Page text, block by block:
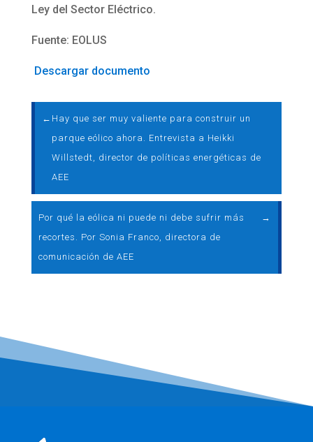
Ley del Sector Eléctrico.
Fuente: EOLUS
Descargar documento
← Hay que ser muy valiente para construir un
parque eólico ahora. Entrevista a Heikki
Willstedt, director de políticas energéticas de
AEE
Por qué la eólica ni puede ni debe sufrir más
recortes. Por Sonia Franco, directora de
comunicación de AEE
→